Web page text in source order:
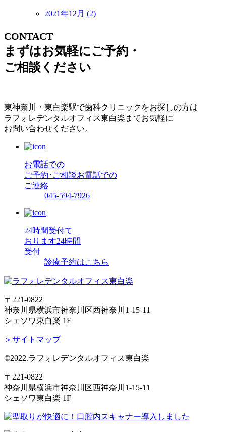
2021年12月 (2)
CONTACT
まずはお気軽にご予約・
ご相談ください
東神奈川・東白楽駅で歯科クリニックをお探しの方は
ラフォレデンタルオフィス東白楽までお気軽に
お問い合わせください。
お電話での
ご予約･ご相談お電話での
ご連絡
045-594-7926
24時間受付て
おります24時間
受付
診療予約はこちら
〒221-0822
神奈川県横浜市神奈川区西神奈川1-15-11
シェソワ東白楽 1F
＞サイトマップ
©2022.ラフォレデンタルオフィス東白楽
〒221-0822
神奈川県横浜市神奈川区西神奈川1-15-11
シェソワ東白楽 1F